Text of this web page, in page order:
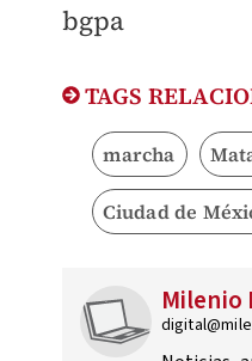
bgpa​​
TAGS
marcha
Ciudad de